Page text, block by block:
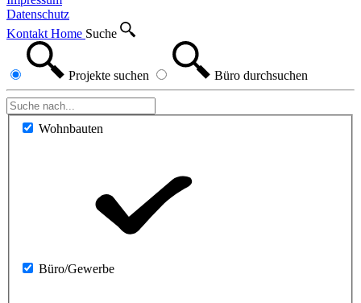
Datenschutz
Kontakt Home Suche
Projekte suchen Büro durchsuchen
Wohnbauten
Büro/Gewerbe